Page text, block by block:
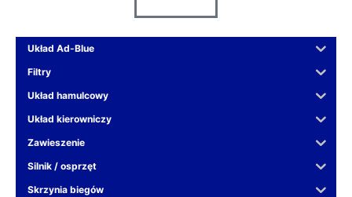
Układ Ad-Blue
Filtry
Układ hamulcowy
Układ kierowniczy
Zawieszenie
Silnik / osprzęt
Skrzynia biegów